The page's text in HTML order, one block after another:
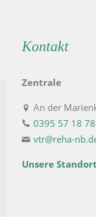
Kontakt
Zentrale
An der
0395 57 18
vtr@reha-
Unsere